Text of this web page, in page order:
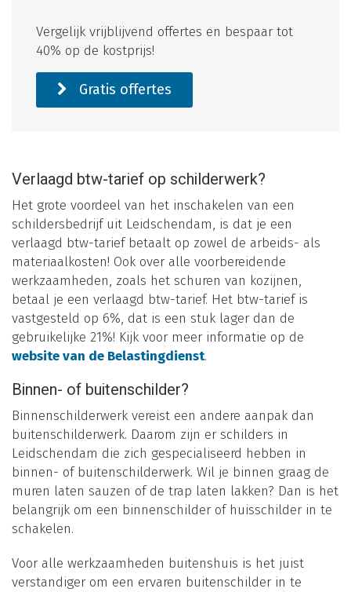
Vergelijk vrijblijvend offertes en bespaar tot
40% op de kostprijs!
Gratis offertes
Verlaagd btw-tarief op schilderwerk?
Het grote voordeel van het inschakelen van een
schildersbedrijf uit Leidschendam, is dat je een
verlaagd btw-tarief betaalt op zowel de arbeids- als
materiaalkosten! Ook over alle voorbereidende
werkzaamheden, zoals het schuren van kozijnen,
betaal je een verlaagd btw-tarief. Het btw-tarief is
vastgesteld op 6%, dat is een stuk lager dan de
gebruikelijke 21%! Kijk voor meer informatie op de
website van de Belastingdienst.
Binnen- of buitenschilder?
Binnenschilderwerk vereist een andere aanpak dan
buitenschilderwerk. Daarom zijn er schilders in
Leidschendam die zich gespecialiseerd hebben in
binnen- of buitenschilderwerk. Wil je binnen graag de
muren laten sauzen of de trap laten lakken? Dan is het
belangrijk om een binnenschilder of huisschilder in te
schakelen.
Voor alle werkzaamheden buitenshuis is het juist
verstandiger om een ervaren buitenschilder in te